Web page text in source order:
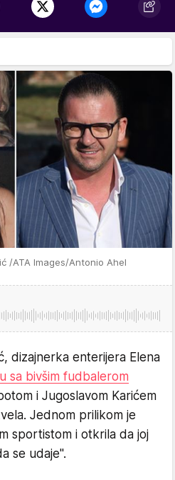
/ATA Images/Antonio Ahel
dizajnerka enterijera Elena
sa bivšim fudbalerom
i Jugoslavom Karićem
Jednom prilikom je
sportistom i otkrila da joj
se udaje".